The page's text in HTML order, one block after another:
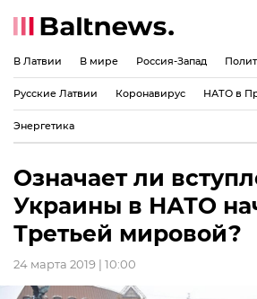
В Латвии В мире Россия-Запад
Русские Латвии Коронавирус НАТО в
Энергетика
Означает ли
Украины в НАТО
Третьей мировой?
24 марта 2019 | 10:00